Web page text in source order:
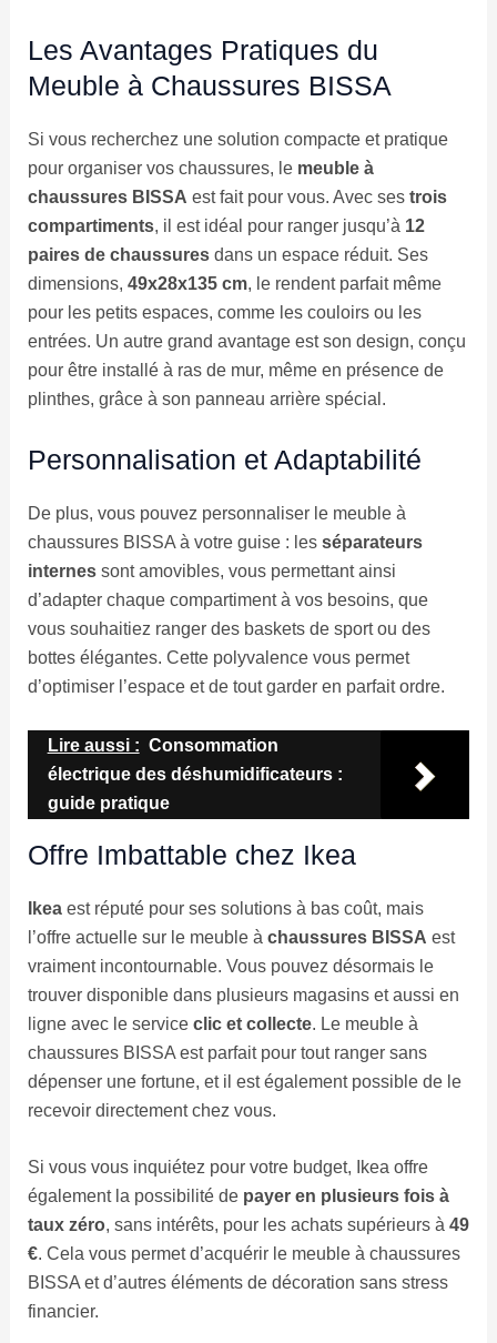
Les Avantages Pratiques du
Meuble à Chaussures BISSA
Si vous recherchez une solution compacte et pratique
pour organiser vos chaussures, le meuble à
chaussures BISSA est fait pour vous. Avec ses trois
compartiments, il est idéal pour ranger jusqu’à 12
paires de chaussuresdans un espace réduit. Ses
dimensions, 49x28x135 cm, le rendent parfait même
pour les petits espaces, comme les couloirs ou les
entrées. Un autre grand avantage est son design, conçu
pour être installé à ras de mur, même en présence de
plinthes, grâce à son panneau arrière spécial.
Personnalisation et Adaptabilité
De plus, vous pouvez personnaliser le meuble à
chaussures BISSA à votre guise : les séparateurs
internessont amovibles, vous permettant ainsi
d’adapter chaque compartiment à vos besoins, que
vous souhaitiez ranger des baskets de sport ou des
bottes élégantes. Cette polyvalence vous permet
d’optimiser l’espace et de tout garder en parfait ordre.
Lire aussi : Consommation
électrique des déshumidificateurs :
guide pratique
Offre Imbattable chez Ikea
Ikeaest réputé pour ses solutions à bas coût, mais
l’offre actuelle sur le meuble à chaussures BISSA est
vraiment incontournable. Vous pouvez désormais le
trouver disponible dans plusieurs magasins et aussi en
ligne avec le service clic et collecte. Le meuble à
chaussures BISSA est parfait pour tout ranger sans
dépenser une fortune, et il est également possible de le
recevoir directement chez vous.
Si vous vous inquiétez pour votre budget, Ikea offre
également la possibilité de payer en plusieurs fois à
taux zéro, sans intérêts, pour les achats supérieurs à 49
€. Cela vous permet d’acquérir le meuble à chaussures
BISSA et d’autres éléments de décoration sans stress
financier.